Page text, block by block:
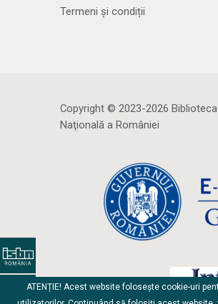
Termeni și condiții
Copyright © 2023-2026 Biblioteca
Naţională a României
ATENȚIE! Acest website folosește cookie-uri